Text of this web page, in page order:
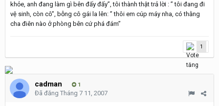
khỏe, anh đang làm gì bên đấy đấy”, tôi thành thật trả lời : ” tôi đang đi
vệ sinh, còn cô”, bỗng cô gái la lên: ” thôi em cúp máy nha, có thằng
cha điên nào ở phòng bên cứ phá đám”
1
cadman 1
Đã đăng Tháng 7 11, 2007